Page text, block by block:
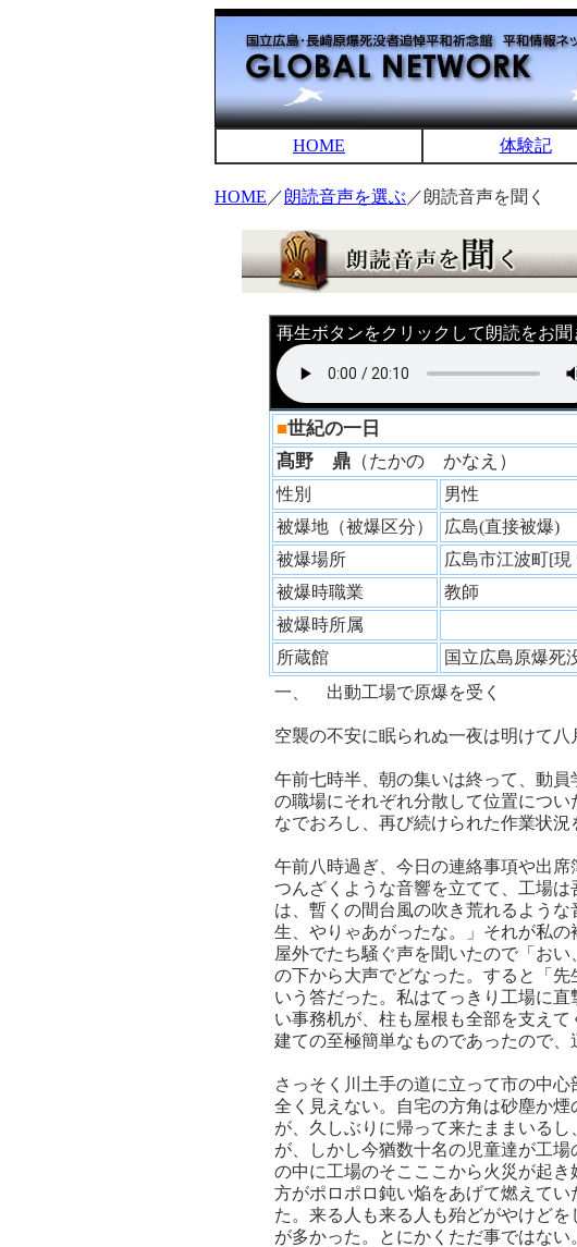
HOME 体験記
HOME ／朗読音声を選ぶ ／朗読音声を聞く
再生ボタンをクリックして朗読をお聞
■世紀の一日
髙野 鼎 （たかの かなえ）
性別 男性
被爆地（被爆区分）
広島(直接被爆)
被爆場所
広島市江波町[
被爆時職業
教師
被爆時所属
所蔵館
国立広島原爆死
一、 出動工場で原爆を受く
空襲の不安に眠られぬ一夜は明けて
午前七時半、朝の集いは終って、動
の職場にそれぞれ分散して位置につ
なでおろし、再び続けられた作業状況
午前八時過ぎ、今日の連絡事項や出
つんざくような音響を立てて、工場
は、暫くの間台風の吹き荒れるよう
生、やりゃあがったな。」それが私
屋外でたち騒ぐ声を聞いたので「お
の下から大声でどなった。すると「
いう答だった。私はてっきり工場に
い事務机が、柱も屋根も全部を支え
建ての至極簡単なものであったので、
さっそく川土手の道に立って市の中
全く見えない。自宅の方角は砂塵か
が、久しぶりに帰って来たままいる
が、しかし今猶数十名の児童達が工
の中に工場のそこここから火災が起
方がポロポロ鈍い焔をあげて燃えて
た。来る人も来る人も殆どがやけど
が多かった。とにかくただ事ではな